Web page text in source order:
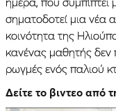
σηματοδοτεί μια νέα
κοινότητα της
κανένας μαθητής δεν
ρωγμές ενός παλιού
Δείτε το βιντεο από